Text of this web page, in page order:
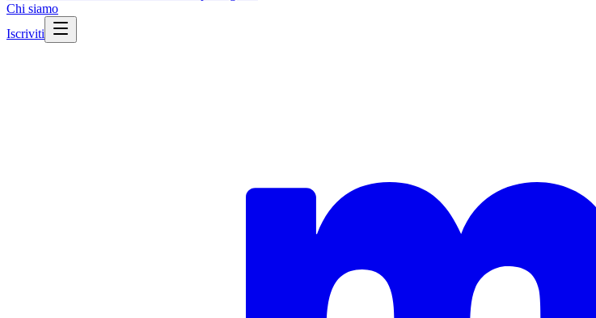
Chi siamo
Iscriviti